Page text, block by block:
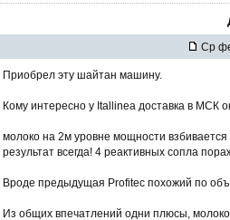
Ср
Приобрел эту шайтан машину.
Кому интересно у Itallinea доставка в МСК
молоко на 2м уровне мощности
результат всегда! 4 реактивных сопла
Вроде предыдущая Profitec похожий по
Из общих впечатлений одни плюсы,